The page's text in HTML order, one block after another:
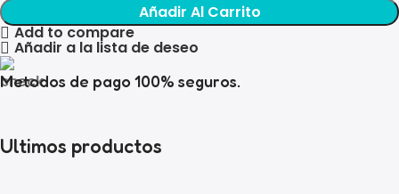
Añadir Al Carrito
Add to compare
Añadir a la lista de deseo
Metodos de pago 100% seguros.
Ultimos productos